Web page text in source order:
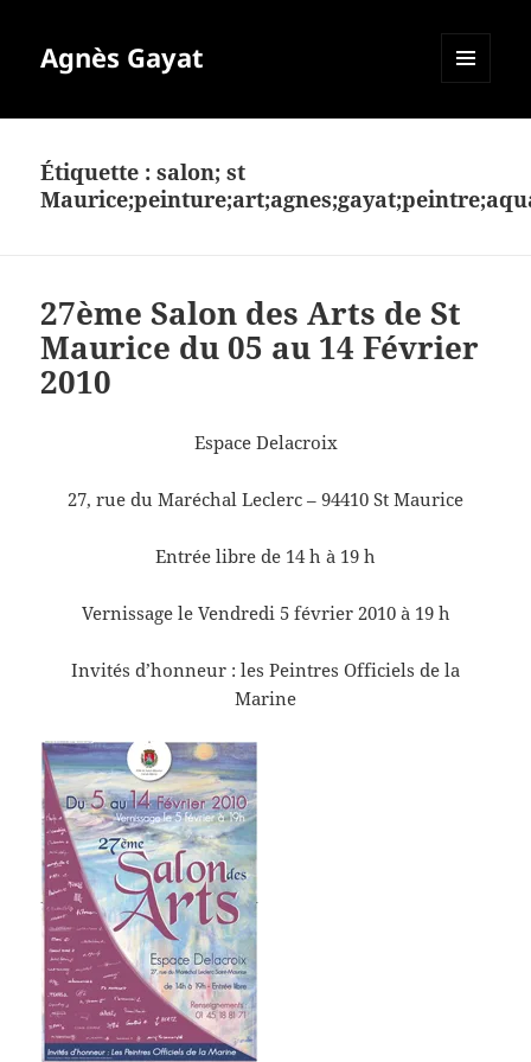
Agnès Gayat
Étiquette :salon; st
27ème Salon des Arts de St
Maurice du 05 au 14 Février
2010
Espace Delacroix
27, rue du Maréchal Leclerc – 94410 St Maurice
Entrée libre de 14 h à 19 h
Vernissage le Vendredi 5 février 2010 à 19 h
Invités d’honneur : les Peintres Officiels de la
Marine